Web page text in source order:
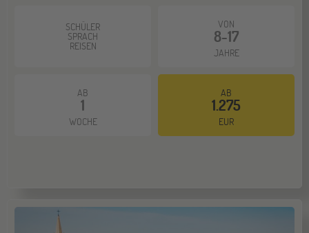
SCHÜLER
SPRACH
REISEN
VON
8-17
JAHRE
AB
1
WOCHE
AB
1.275
EUR